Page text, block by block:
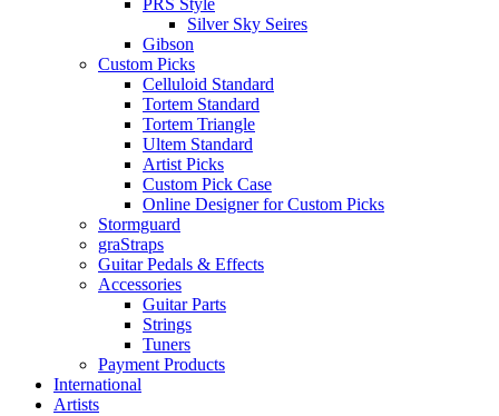
PRS Style
Silver Sky Seires
Gibson
Custom Picks
Celluloid Standard
Tortem Standard
Tortem Triangle
Ultem Standard
Artist Picks
Custom Pick Case
Online Designer for Custom Picks
Stormguard
graStraps
Guitar Pedals & Effects
Accessories
Guitar Parts
Strings
Tuners
Payment Products
International
Artists